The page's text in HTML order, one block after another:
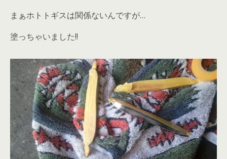
まぁホトトギスは関係ないんですが…
塗っちゃいました!!